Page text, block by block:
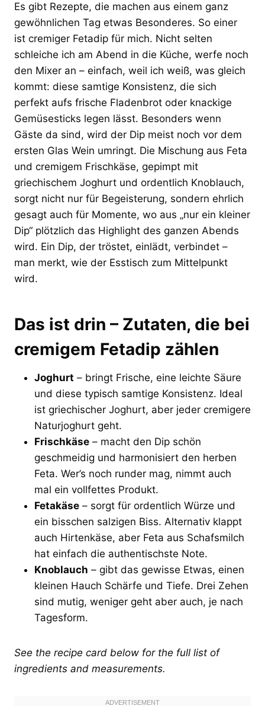
Es gibt Rezepte, die machen aus einem ganz
gewöhnlichen Tag etwas Besonderes. So einer
ist cremiger Fetadip für mich. Nicht selten
schleiche ich am Abend in die Küche, werfe noch
den Mixer an – einfach, weil ich weiß, was gleich
kommt: diese samtige Konsistenz, die sich
perfekt aufs frische Fladenbrot oder knackige
Gemüsesticks legen lässt. Besonders wenn
Gäste da sind, wird der Dip meist noch vor dem
ersten Glas Wein umringt. Die Mischung aus Feta
und cremigem Frischkäse, gepimpt mit
griechischem Joghurt und ordentlich Knoblauch,
sorgt nicht nur für Begeisterung, sondern ehrlich
gesagt auch für Momente, wo aus „nur ein kleiner
Dip“ plötzlich das Highlight des ganzen Abends
wird. Ein Dip, der tröstet, einlädt, verbindet –
man merkt, wie der Esstisch zum Mittelpunkt
wird.
Das ist drin – Zutaten, die bei
cremigem Fetadip zählen
Joghurt – bringt Frische, eine leichte Säure
und diese typisch samtige Konsistenz. Ideal
ist griechischer Joghurt, aber jeder cremigere
Naturjoghurt geht.
Frischkäse – macht den Dip schön
geschmeidig und harmonisiert den herben
Feta. Wer’s noch runder mag, nimmt auch
mal ein vollfettes Produkt.
Fetakäse – sorgt für ordentlich Würze und
ein bisschen salzigen Biss. Alternativ klappt
auch Hirtenkäse, aber Feta aus Schafsmilch
hat einfach die authentischste Note.
Knoblauch – gibt das gewisse Etwas, einen
kleinen Hauch Schärfe und Tiefe. Drei Zehen
sind mutig, weniger geht aber auch, je nach
Tagesform.
See the recipe card below for the full list of
ingredients and measurements.